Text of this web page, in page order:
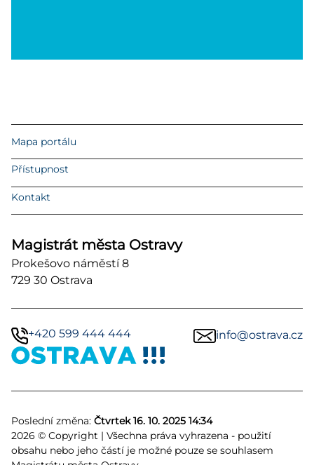
Mapa portálu
Přístupnost
Kontakt
Magistrát města Ostravy
Prokešovo náměstí 8
729 30 Ostrava
+420 599 444 444 info@ostrava.cz
Poslední změna: Čtvrtek 16. 10. 2025 14:34
2026 © Copyright | Všechna práva vyhrazena - použití
obsahu nebo jeho částí je možné pouze se souhlasem